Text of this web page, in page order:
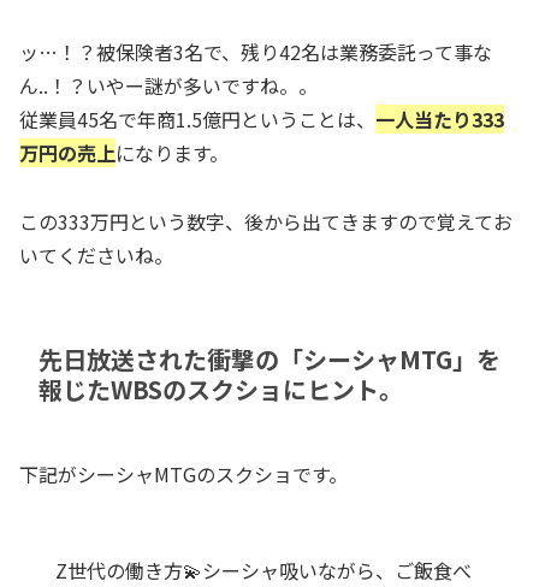
ッ…！？被保険者3名で、残り42名は業務委託って事な
ん..！？いやー謎が多いですね。。
従業員45名で年商1.5億円ということは、 一人当たり333
万円の売上になります。
この333万円という数字、後から出てきますので覚えてお
いてくださいね。
先日放送された衝撃の「シーシャMTG」を
報じたWBSのスクショにヒント。
下記がシーシャMTGのスクショです。
Z世代の働き方💫シーシャ吸いながら、ご飯食べ